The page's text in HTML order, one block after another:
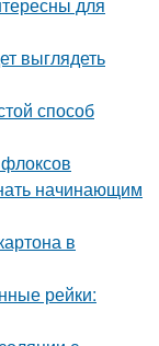
выглядеть
способ
начинающим
в
рейки: